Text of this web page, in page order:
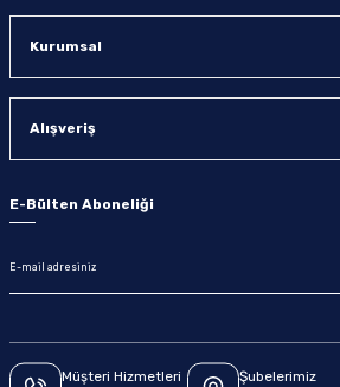
Kurumsal
Alışveriş
E-Bülten Aboneliği
Müşteri Hizmetleri Şubelerimiz